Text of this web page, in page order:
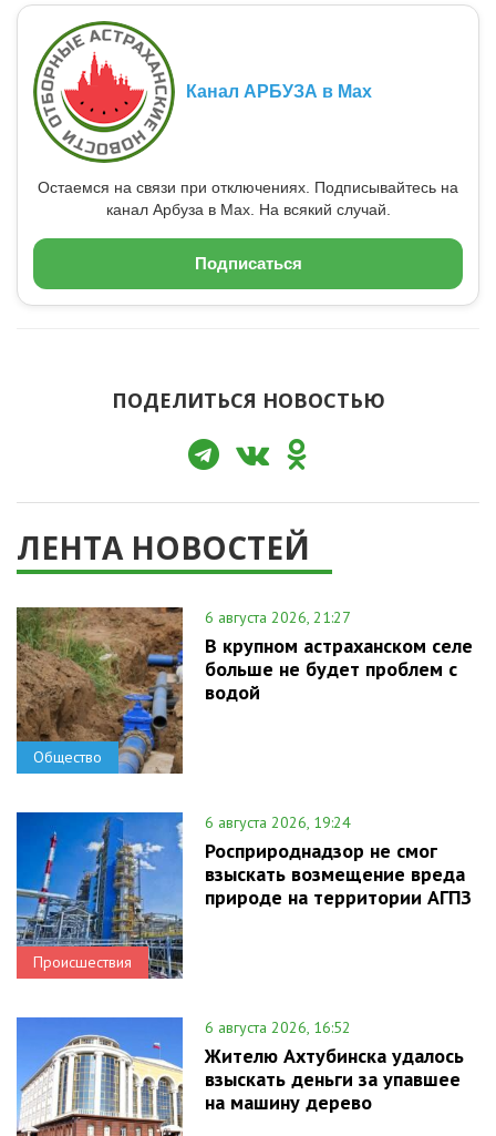
Канал АРБУЗА в Max
Остаемся на связи при отключениях. Подписывайтесь на
канал Арбуза в Max. На всякий случай.
Подписаться
ПОДЕЛИТЬСЯ НОВОСТЬЮ
ЛЕНТА НОВОСТЕЙ
Общество
6 августа 2026, 21:27
В крупном астраханском селе
больше не будет проблем с
водой
Происшествия
6 августа 2026, 19:24
Росприроднадзор не смог
взыскать возмещение вреда
природе на территории АГПЗ
6 августа 2026, 16:52
Жителю Ахтубинска удалось
взыскать деньги за упавшее
на машину дерево